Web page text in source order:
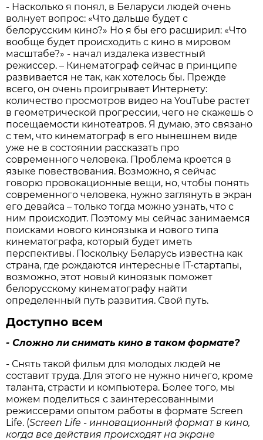
- Насколько я понял, в Беларуси людей очень
волнует вопрос: «Что дальше будет с
белорусским кино?» Но я бы его расширил: «Что
вообще будет происходить с кино в мировом
масштабе?» - начал издалека известный
режиссер. – Кинематограф сейчас в принципе
развивается не так, как хотелось бы. Прежде
всего, он очень проигрывает Интернету:
количество просмотров видео на YouTube растет
в геометрической прогрессии, чего не скажешь о
посещаемости кинотеатров. Я думаю, это связано
с тем, что кинематограф в его нынешнем виде
уже не в состоянии рассказать про
современного человека. Проблема кроется в
языке повествования. Возможно, я сейчас
говорю провокационные вещи, но, чтобы понять
современного человека, нужно заглянуть в экран
его девайса – только тогда можно узнать, что с
ним происходит. Поэтому мы сейчас занимаемся
поисками нового киноязыка и нового типа
кинематографа, который будет иметь
перспективы. Поскольку Беларусь известна как
страна, где рождаются интересные IT-стартапы,
возможно, этот новый киноязык поможет
белорусскому кинематографу найти
определенный путь развития. Свой путь.
Доступно всем
-Сложно ли снимать кино в таком формате?
- Снять такой фильм для молодых людей не
составит труда. Для этого не нужно ничего, кроме
таланта, страсти и компьютера. Более того, мы
можем поделиться с заинтересованными
режиссерами опытом работы в формате Screen
Life. (Screen Life -инновационный формат в кино,
когда все действия происходят на экране